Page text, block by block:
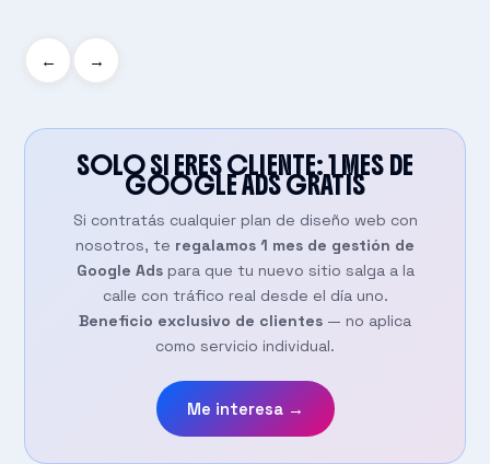
← →
SOLO SI ERES CLIENTE: 1 MES DE
GOOGLE ADSGRATIS
Si contratás cualquier plan de diseño web con
nosotros, te regalamos 1 mes de gestión de
Google Adspara que tu nuevo sitio salga a la
calle con tráfico real desde el día uno.
Beneficio exclusivo de clientes — no aplica
como servicio individual.
Me interesa →